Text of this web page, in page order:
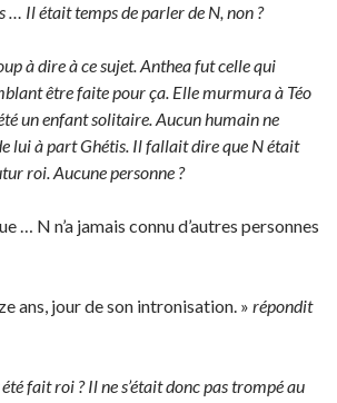
… Il était temps de parler de N, non ?
à dire à ce sujet. Anthea fut celle qui
être faite pour ça. Elle murmura à Téo
un enfant solitaire. Aucun humain ne
lui à part Ghétis. Il fallait dire que N était
roi. Aucune personne ?
… N n’a jamais connu d’autres personnes
ans, jour de son intronisation. » répondit
fait roi ? Il ne s’était donc pas trompé au